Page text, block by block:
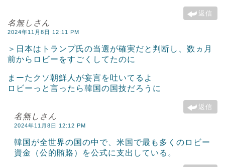
返信
名無しさん
2024年11月8日 12:11 PM
＞日本はトランプ氏の当選が確実だと判断し、数ヵ月
前からロビーをすごくしてたのに
まーたクソ朝鮮人が妄言を吐いてるよ
ロビーっと言ったら韓国の国技だろうに
返信
名無しさん
2024年11月8日 12:12 PM
韓国が全世界の国の中で、米国で最も多くのロビー
資金（公的賄賂）を公式に支出している。